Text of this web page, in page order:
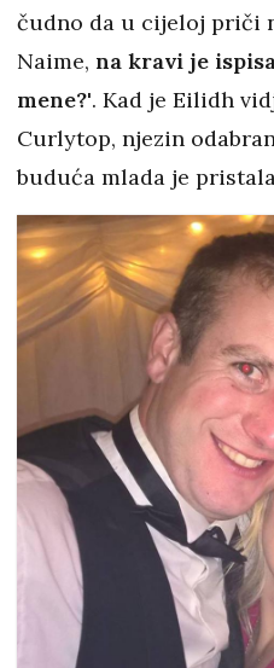
čudno da u cijeloj priči
Naime, na kravi je
mene?'. Kad je Eilidh
Curlytop, njezin
buduća mlada je